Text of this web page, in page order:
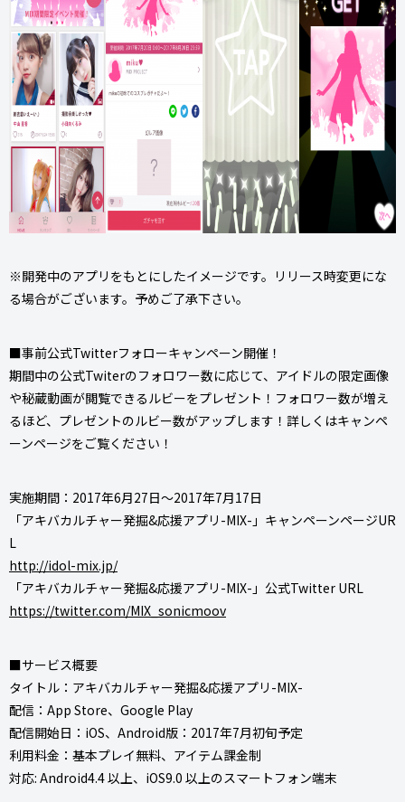
※開発中のアプリをもとにしたイメージです。リリース時変更にな
る場合がございます。予めご了承下さい。
■事前公式Twitterフォローキャンペーン開催！
期間中の公式Twiterのフォロワー数に応じて、アイドルの限定画像
や秘蔵動画が閲覧できるルビーをプレゼント！フォロワー数が増え
るほど、プレゼントのルビー数がアップします！詳しくはキャンペ
ーンページをご覧ください！
実施期間：2017年6月27日～2017年7月17日
「アキバカルチャー発掘&応援アプリ-MIX-」キャンペーンページUR
L
http://idol-mix.jp/
「アキバカルチャー発掘&応援アプリ-MIX-」公式Twitter URL
https://twitter.com/MIX_sonicmoov
■サービス概要
タイトル：アキバカルチャー発掘&応援アプリ-MIX-
配信：App Store、Google Play
配信開始日：iOS、Android版：2017年7月初旬予定
利用料金：基本プレイ無料、アイテム課金制
対応: Android4.4 以上、iOS9.0 以上のスマートフォン端末